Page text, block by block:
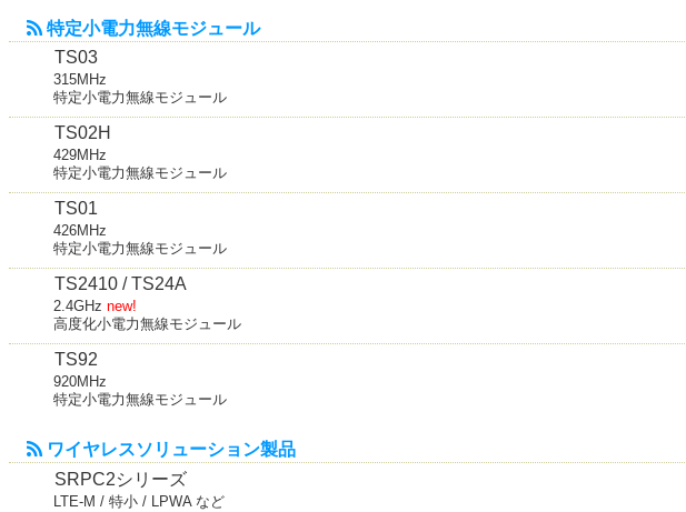
特定小電力無線モジュール
TS03
315MHz
特定小電力無線モジュール
TS02H
429MHz
特定小電力無線モジュール
TS01
426MHz
特定小電力無線モジュール
TS2410 / TS24A
2.4GHz new!
高度化小電力無線モジュール
TS92
920MHz
特定小電力無線モジュール
ワイヤレスソリューション製品
SRPC2シリーズ
LTE-M / 特小 / LPWA など